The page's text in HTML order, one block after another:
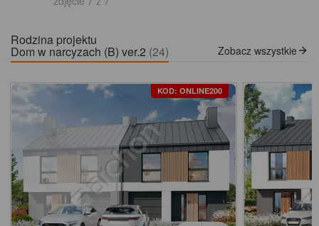
Rodzina projektu
Dom w narcyzach (B) ver.2 (24) Zobacz wszystkie
KOD: ONLINE200